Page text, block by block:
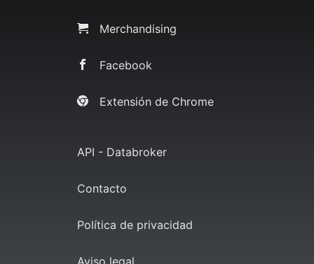
Merchandising
Facebook
Extensión de Chrome
API - Databroker
Contacto
Política de privacidad
Aviso legal